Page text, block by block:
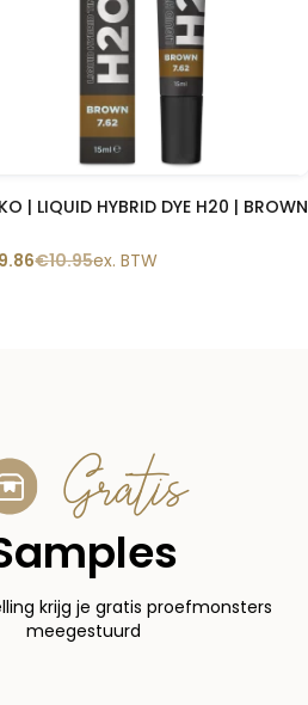
Snelle blik
| LIQUID HYBRID DYE H20 | BROWN
€10.95ex. BTW
Gratis
krijg je gratis proefmonsters
meegestuurd